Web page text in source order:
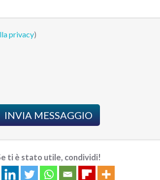
privacy)
INVIA MESSAGGIO
ti è stato utile, condividi!